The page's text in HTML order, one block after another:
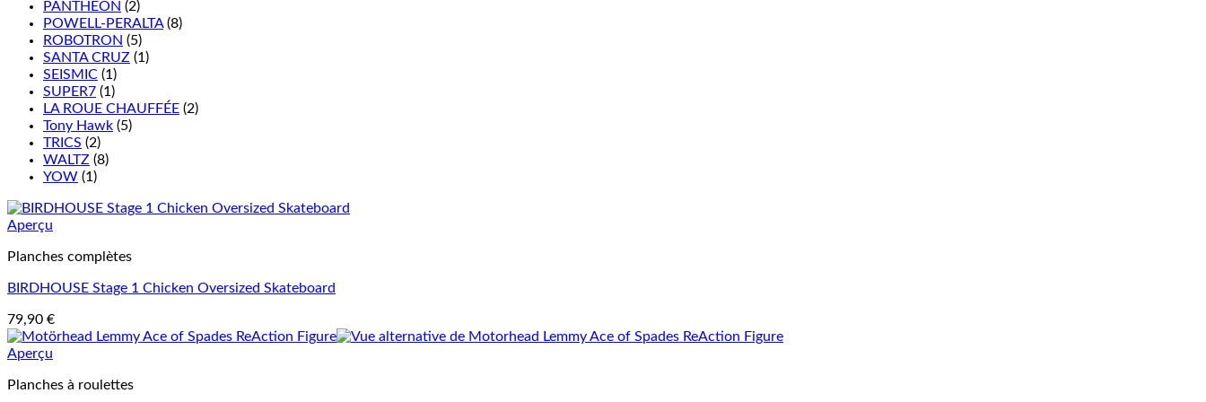
PANTHEON (2)
POWELL-PERALTA (8)
ROBOTRON (5)
SANTA CRUZ (1)
SEISMIC (1)
SUPER7 (1)
LA ROUE CHAUFFÉE (2)
Tony Hawk (5)
TRICS (2)
WALTZ (8)
YOW (1)
Aperçu
Planches complètes
BIRDHOUSE Stage 1 Chicken Oversized Skateboard
79,90 €
Aperçu
Planches à roulettes